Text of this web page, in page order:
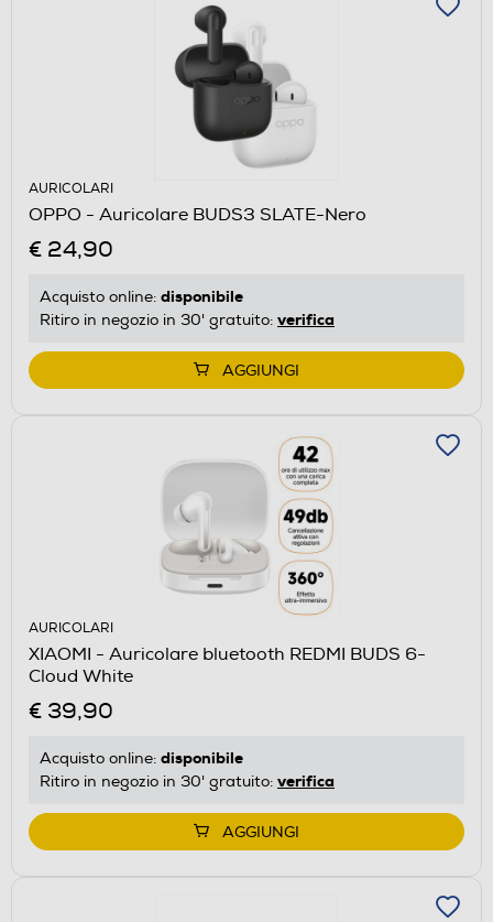
AURICOLARI
OPPO - Auricolare BUDS3 SLATE-Nero
€ 24,90
Acquisto online: disponibile
Ritiro in negozio in 30' gratuito: verifica
AGGIUNGI
AURICOLARI
XIAOMI - Auricolare bluetooth REDMI BUDS 6-
Cloud White
€ 39,90
Acquisto online: disponibile
Ritiro in negozio in 30' gratuito: verifica
AGGIUNGI